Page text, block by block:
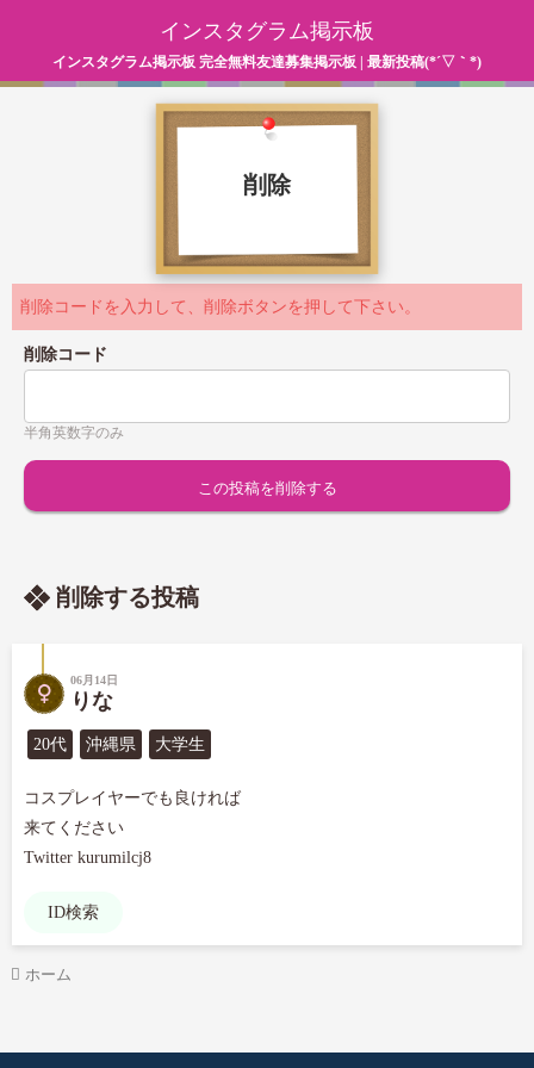
インスタグラム掲示板
インスタグラム掲示板 完全無料友達募集掲示板 | 最新投稿(*´▽｀*)
削除
削除コードを入力して、削除ボタンを押して下さい。
削除コード
半角英数字のみ
削除する投稿
06月14日
りな
20代 沖縄県 大学生
コスプレイヤーでも良ければ
来てください
Twitter kurumilcj8
ID検索
ホーム